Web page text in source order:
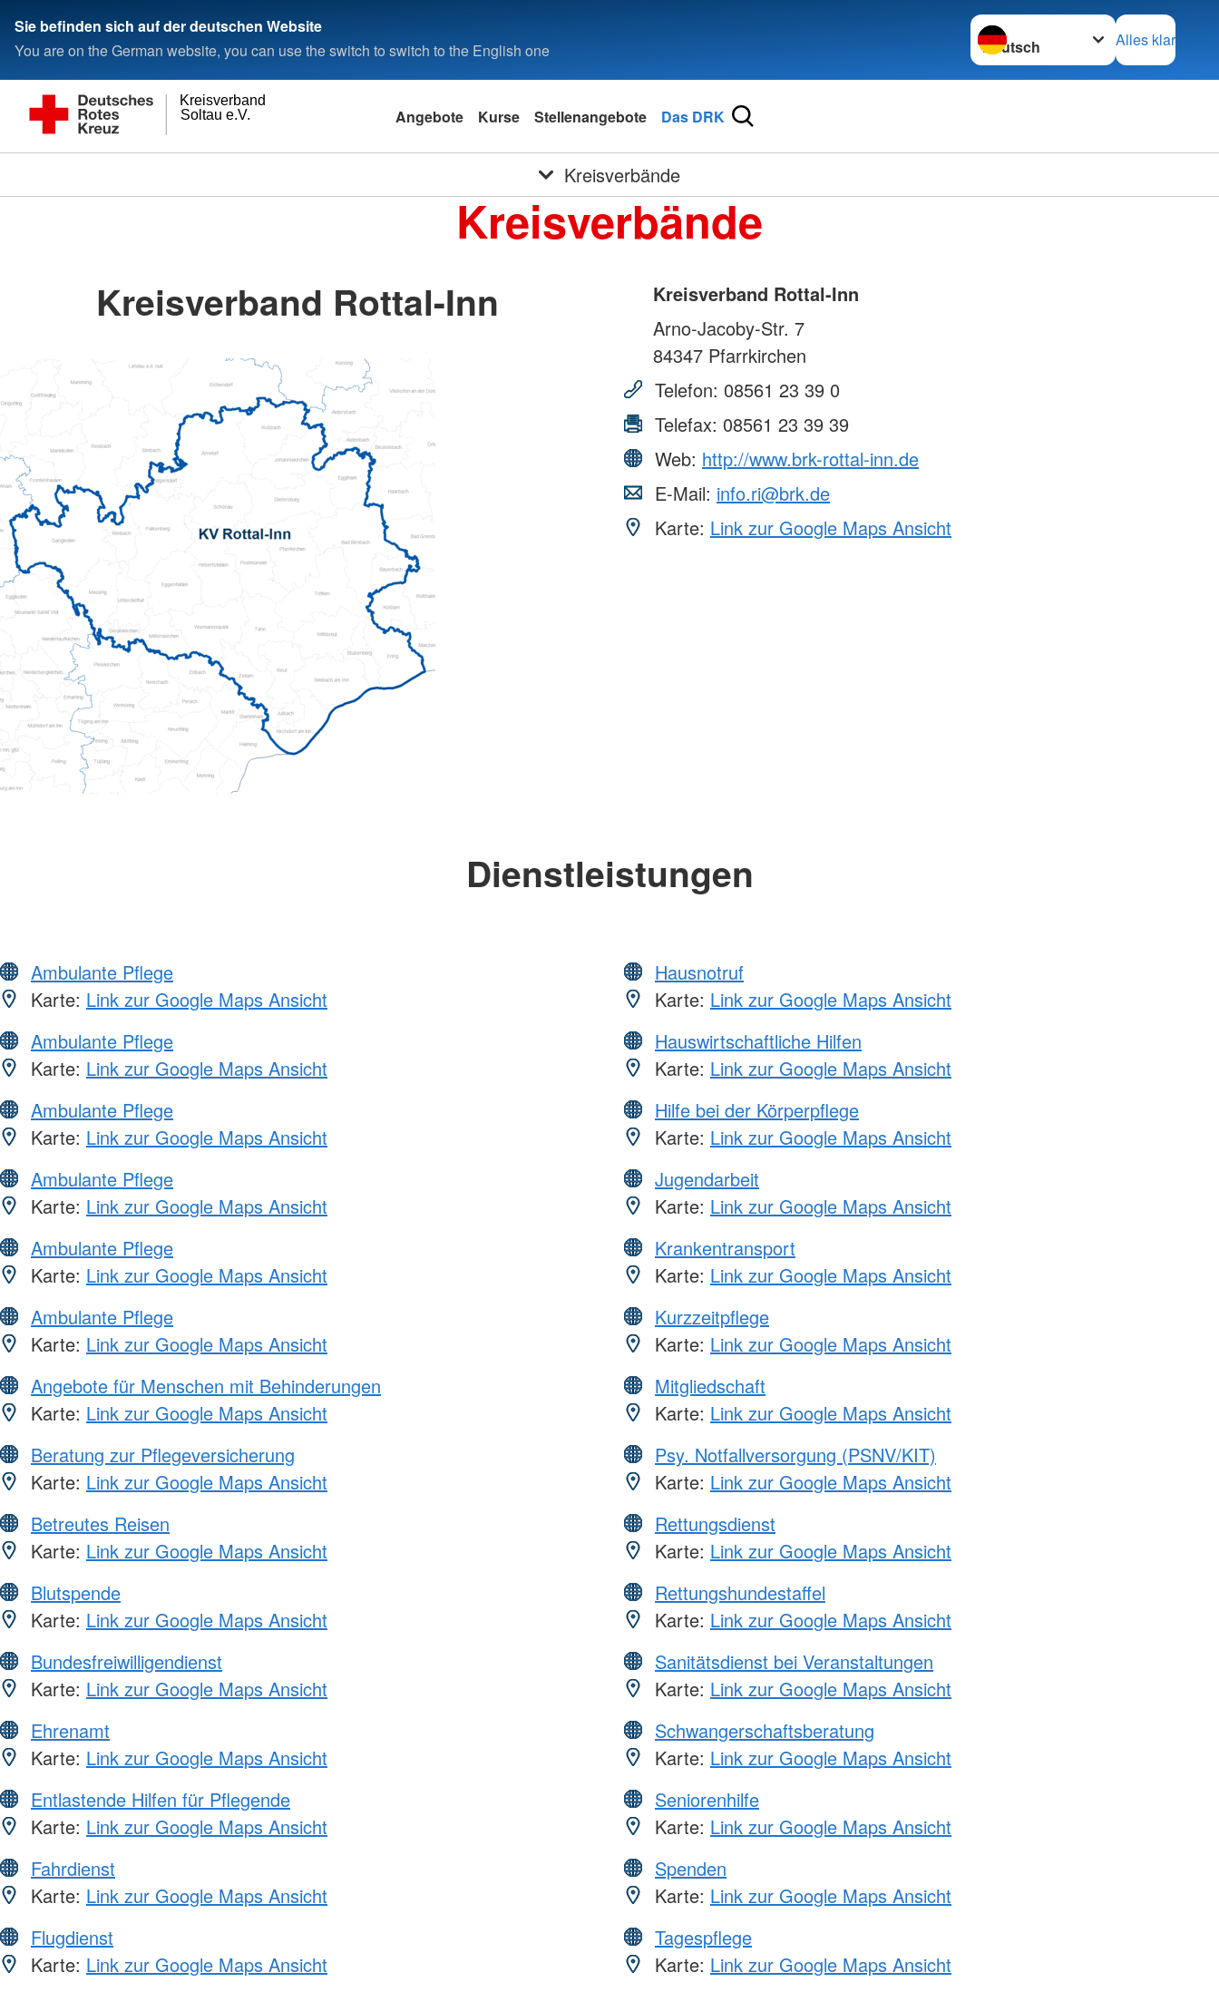
Sie befinden sich auf der deutschen Website
You are on the German website, you can use the switch to switch to the English one
Sprache wechseln zu
Alles klar
Soltau e.V.
Kreisverband
Angebote Kurse Stellenangebote Das DRK
Kreisverbände
Kreisverbände
Kreisverband Rottal-Inn
Kreisverband Rottal-Inn
Arno-Jacoby-Str. 7
84347 Pfarrkirchen
Telefon: 08561 23 39 0
Telefax: 08561 23 39 39
Web: http://www.brk-rottal-inn.de
E-Mail: info.ri@brk.de
Karte: Link zur Google Maps Ansicht
Dienstleistungen
Ambulante Pflege
Karte: Link zur Google Maps Ansicht
Ambulante Pflege
Karte: Link zur Google Maps Ansicht
Ambulante Pflege
Karte: Link zur Google Maps Ansicht
Ambulante Pflege
Karte: Link zur Google Maps Ansicht
Ambulante Pflege
Karte: Link zur Google Maps Ansicht
Ambulante Pflege
Karte: Link zur Google Maps Ansicht
Angebote für Menschen mit Behinderungen
Karte: Link zur Google Maps Ansicht
Beratung zur Pflegeversicherung
Karte: Link zur Google Maps Ansicht
Betreutes Reisen
Karte: Link zur Google Maps Ansicht
Blutspende
Karte: Link zur Google Maps Ansicht
Bundesfreiwilligendienst
Karte: Link zur Google Maps Ansicht
Ehrenamt
Karte: Link zur Google Maps Ansicht
Entlastende Hilfen für Pflegende
Karte: Link zur Google Maps Ansicht
Fahrdienst
Karte: Link zur Google Maps Ansicht
Flugdienst
Karte: Link zur Google Maps Ansicht
Hausnotruf
Karte: Link zur Google Maps Ansicht
Hauswirtschaftliche Hilfen
Karte: Link zur Google Maps Ansicht
Hilfe bei der Körperpflege
Karte: Link zur Google Maps Ansicht
Jugendarbeit
Karte: Link zur Google Maps Ansicht
Krankentransport
Karte: Link zur Google Maps Ansicht
Kurzzeitpflege
Karte: Link zur Google Maps Ansicht
Mitgliedschaft
Karte: Link zur Google Maps Ansicht
Psy. Notfallversorgung (PSNV/KIT)
Karte: Link zur Google Maps Ansicht
Rettungsdienst
Karte: Link zur Google Maps Ansicht
Rettungshundestaffel
Karte: Link zur Google Maps Ansicht
Sanitätsdienst bei Veranstaltungen
Karte: Link zur Google Maps Ansicht
Schwangerschaftsberatung
Karte: Link zur Google Maps Ansicht
Seniorenhilfe
Karte: Link zur Google Maps Ansicht
Spenden
Karte: Link zur Google Maps Ansicht
Tagespflege
Karte: Link zur Google Maps Ansicht